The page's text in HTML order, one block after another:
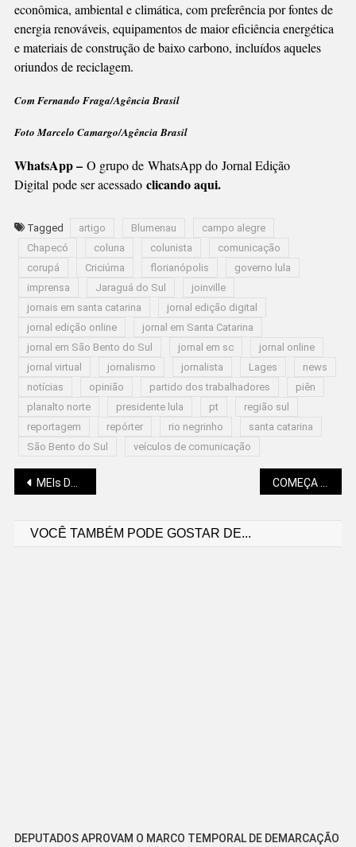
econômica, ambiental e climática, com preferência por fontes de
energia renováveis, equipamentos de maior eficiência energética
e materiais de construção de baixo carbono, incluídos aqueles
oriundos de reciclagem.
Com Fernando Fraga/Agência Brasil
Foto Marcelo Camargo/Agência Brasil
WhatsApp – O grupo de WhatsApp do Jornal Edição
Digital pode ser acessado clicando aqui.
Tagged artigo Blumenau
campo alegre
Chapecó
coluna colunista
comunicação
corupá
Criciúma florianópolis
governo lula
imprensa
Jaraguá do Sul
joinville
jornais em santa catarina
jornal edição digital
jornal edição online
jornal em Santa Catarina
jornal em São Bento do Sul
jornal em sc
jornal online
jornal virtual
jornalismo jornalista Lages
news
notícias
opinião partido dos trabalhadores
piên
planalto norte
presidente lula pt
região sul
reportagem
repórter rio negrinho
santa catarina
São Bento do Sul
veículos de comunicação
Navegação
MEIs DE SÃO BENTO SE REÚNEM COM GOVERNO E BANCO DO EMPREENDEDOR COMEÇA O FESTIVAL DE INVERNO DE CAMPO ALEGRE
VOCÊ TAMBÉM PODE GOSTAR DE...
DEPUTADOS APROVAM O MARCO TEMPORAL DE DEMARCAÇÃO